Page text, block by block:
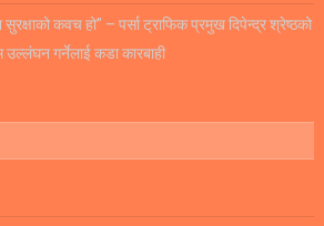
कवच हो” – पर्सा ट्राफिक प्रमुख दिपेन्द्र श्रेष्ठको
उल्लंघन गर्नेलाई कडा कारबाही